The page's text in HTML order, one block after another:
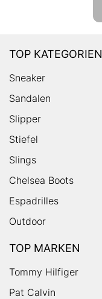
TOP KATEGORIEN
Sneaker
Sandalen
Slipper
Stiefel
Slings
Chelsea Boots
Espadrilles
Outdoor
TOP MARKEN
Tommy Hilfiger
Pat Calvin